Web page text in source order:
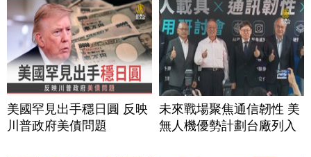
美國罕見出手穩日圓 反映
川普政府美債問題
未來戰場聚焦通信韌性 美
無人機優勢計劃台廠列入